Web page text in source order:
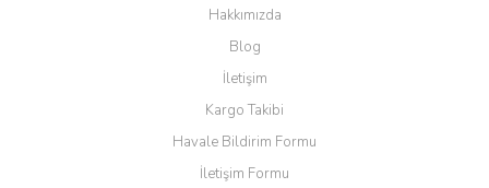
Ürün resmi kalitesiz, bozuk veya görüntülenemiyor.
Ürün açıklamasında eksik bilgiler bulunuyor.
Ürün bilgilerinde hatalar bulunuyor.
Ürün fiyatı diğer sitelerden daha pahalı.
Bu ürüne benzer farklı alternatifler olmalı.
Hakkımızda
Blog
İletişim
Kargo Takibi
Havale Bildirim Formu
İletişim Formu